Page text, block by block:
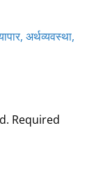
अर्थव्यवस्था,
Required